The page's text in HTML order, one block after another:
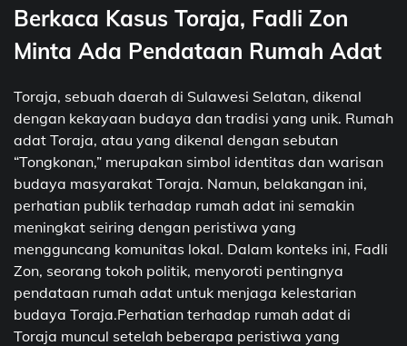
Berkaca Kasus Toraja, Fadli Zon
Minta Ada Pendataan Rumah Adat
Toraja, sebuah daerah di Sulawesi Selatan, dikenal
dengan kekayaan budaya dan tradisi yang unik. Rumah
adat Toraja, atau yang dikenal dengan sebutan
“Tongkonan,” merupakan simbol identitas dan warisan
budaya masyarakat Toraja. Namun, belakangan ini,
perhatian publik terhadap rumah adat ini semakin
meningkat seiring dengan peristiwa yang
mengguncang komunitas lokal. Dalam konteks ini, Fadli
Zon, seorang tokoh politik, menyoroti pentingnya
pendataan rumah adat untuk menjaga kelestarian
budaya Toraja.Perhatian terhadap rumah adat di
Toraja muncul setelah beberapa peristiwa yang